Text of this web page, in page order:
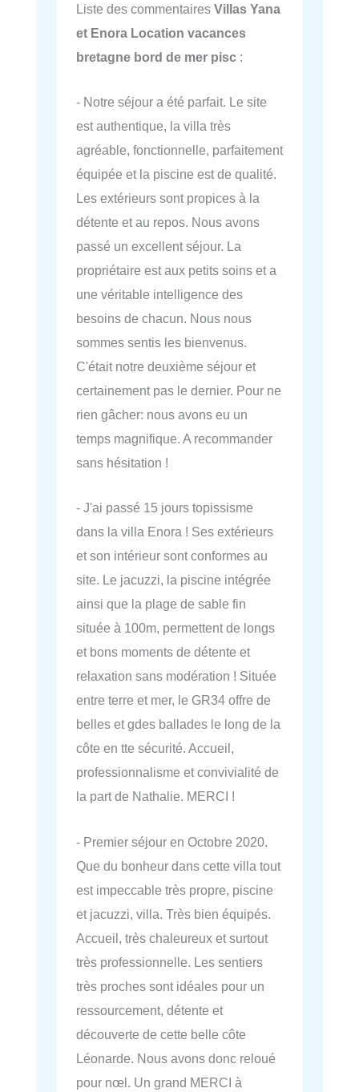
Liste des commentaires Villas Yana
et Enora Location vacances
bretagne bord de mer pisc :
- Notre séjour a été parfait. Le site
est authentique, la villa très
agréable, fonctionnelle, parfaitement
équipée et la piscine est de qualité.
Les extérieurs sont propices à la
détente et au repos. Nous avons
passé un excellent séjour. La
propriétaire est aux petits soins et a
une véritable intelligence des
besoins de chacun. Nous nous
sommes sentis les bienvenus.
C'était notre deuxième séjour et
certainement pas le dernier. Pour ne
rien gâcher: nous avons eu un
temps magnifique. A recommander
sans hésitation !
- J'ai passé 15 jours topissisme
dans la villa Enora ! Ses extérieurs
et son intérieur sont conformes au
site. Le jacuzzi, la piscine intégrée
ainsi que la plage de sable fin
située à 100m, permettent de longs
et bons moments de détente et
relaxation sans modération ! Située
entre terre et mer, le GR34 offre de
belles et gdes ballades le long de la
côte en tte sécurité. Accueil,
professionnalisme et convivialité de
la part de Nathalie. MERCI !
- Premier séjour en Octobre 2020.
Que du bonheur dans cette villa tout
est impeccable très propre, piscine
et jacuzzi, villa. Très bien équipés.
Accueil, très chaleureux et surtout
très professionnelle. Les sentiers
très proches sont idéales pour un
ressourcement, détente et
découverte de cette belle côte
Léonarde. Nous avons donc reloué
pour nœl. Un grand MERCI à